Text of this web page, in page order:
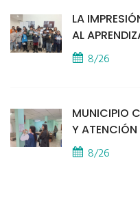
LA
AL
8/26
MUNICIPIO
Y ATENCIÓN
PROVINCIAL
8/26